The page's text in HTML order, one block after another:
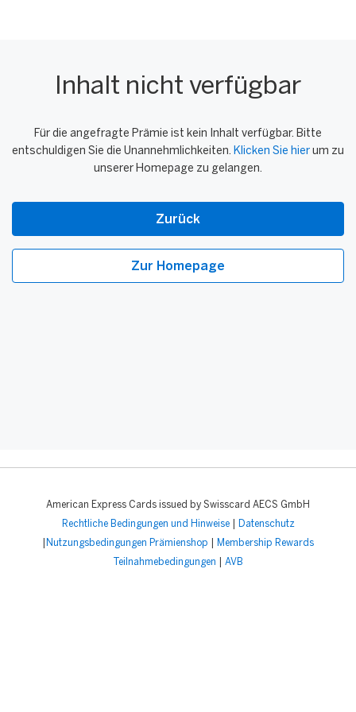
Inhalt nicht verfügbar
Für die angefragte Prämie ist kein Inhalt verfügbar. Bitte
entschuldigen Sie die Unannehmlichkeiten. Klicken Sie hier um zu
unserer Homepage zu gelangen.
Zurück
Zur Homepage
American Express Cards issued by Swisscard AECS GmbH
Rechtliche Bedingungen und Hinweise| Datenschutz
Nutzungsbedingungen Prämienshop Membership Rewards
Teilnahmebedingungen AVB